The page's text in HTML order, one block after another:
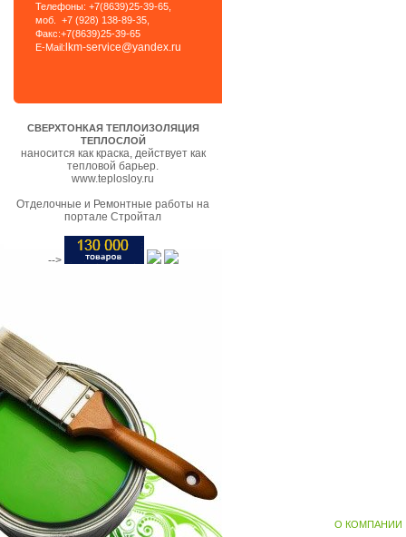
Телефоны: +7(8639)25-39-65,
моб. +7 (928) 138-89-35,
Факс:+7(8639)25-39-65
E-Mail: lkm-service@yandex.ru
СВЕРХТОНКАЯ ТЕПЛОИЗОЛЯЦИЯ
ТЕПЛОСЛОЙ
наносится как краска, действует как
тепловой барьер.
www.teplosloy.ru
Отделочные и Ремонтные работы на
портале Стройтал
-->
О КОМПАНИИ